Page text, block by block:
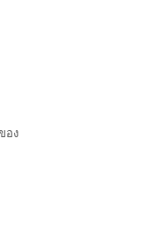
อง